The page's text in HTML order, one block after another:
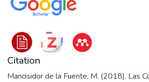
Citation
Mancisidor de la Fuente, M. (2018). Las